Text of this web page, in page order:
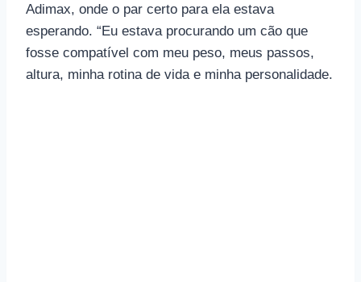
Adimax, onde o par certo para ela estava
esperando. “Eu estava procurando um cão que
fosse compatível com meu peso, meus passos,
altura, minha rotina de vida e minha personalidade.